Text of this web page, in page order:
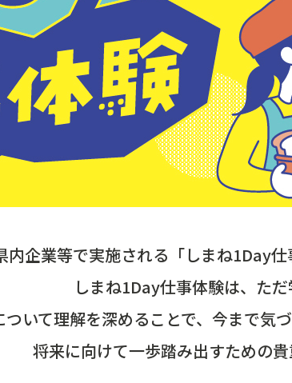
内企業等で実施される「しまね1Day
しまね1Day仕事体験は、ただ
いて理解を深めることで、今まで気
将来に向けて一歩踏み出すための